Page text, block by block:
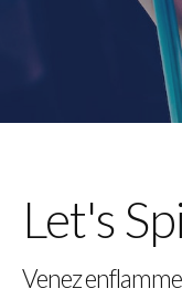
Let's
Venez